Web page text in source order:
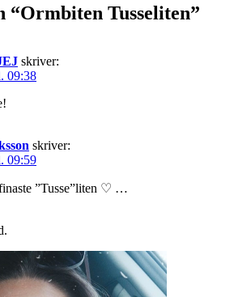
“Ormbiten Tusseliten”
skriver:
09:38
skriver:
09:59
”Tusse”liten ♡ …